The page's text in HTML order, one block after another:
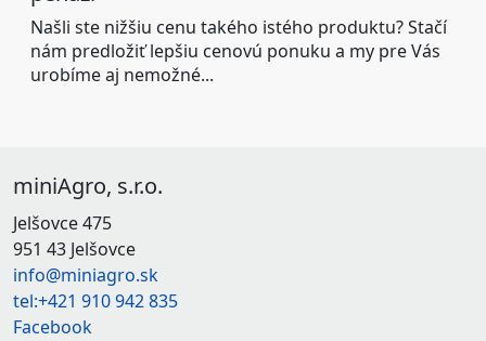
Našli ste nižšiu cenu takého istého produktu? Stačí
nám predložiť lepšiu cenovú ponuku a my pre Vás
urobíme aj nemožné...
miniAgro, s.r.o.
Jelšovce 475
951 43 Jelšovce
info@miniagro.sk
tel:+421 910 942 835
Facebook